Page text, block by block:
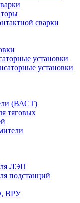
сварки
установки
установки
(ВАСТ)
тяговых
ЛЭП
подстанций
ВРУ